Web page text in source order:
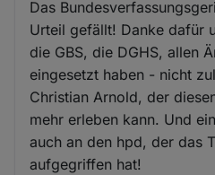
Das
Urteil gefällt! Danke dafür
die GBS, die DGHS, allen
eingesetzt haben - nicht
Christian Arnold, der
mehr erleben kann. Und
auch an den hpd, der das
aufgegriffen hat!